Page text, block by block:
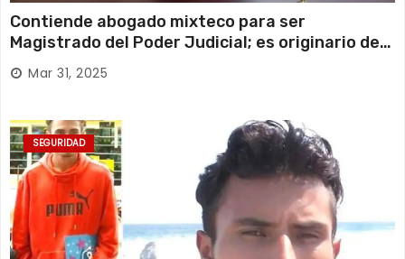
Contiende abogado mixteco para ser
Magistrado del Poder Judicial; es originario de
Huajuapan de León
Mar 31, 2025
SEGURIDAD